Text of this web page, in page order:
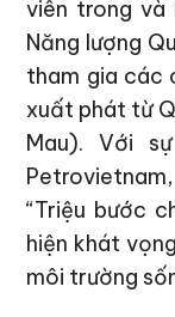
viên trong và
Năng lượng
tham gia các
xuất phát từ
Mau). Với
“Triệu bước
hiện khát
môi trường